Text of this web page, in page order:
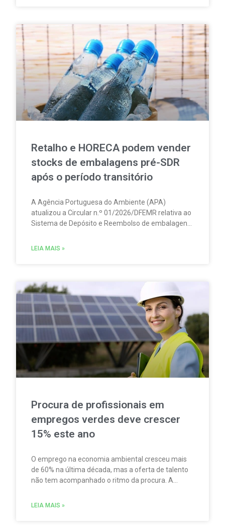
Retalho e HORECA podem vender
stocks de embalagens pré-SDR
após o período transitório
A Agência Portuguesa do Ambiente (APA)
atualizou a Circular n.º 01/2026/DFEMR relativa ao
Sistema de Depósito e Reembolso de embalagens
traz um esclarecimento relevante para
LEIA MAIS »
Procura de profissionais em
empregos verdes deve crescer
15% este ano
O emprego na economia ambiental cresceu mais
de 60% na última década, mas a oferta de talento
não tem acompanhado o ritmo da procura. A
fatores limitadores do crescimento do setor.
LEIA MAIS »